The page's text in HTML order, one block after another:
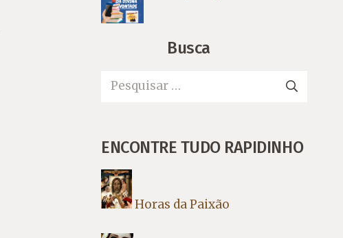
Busca
Pesquisar
ENCONTRE TUDO RAPIDINHO
Horas da Paixão